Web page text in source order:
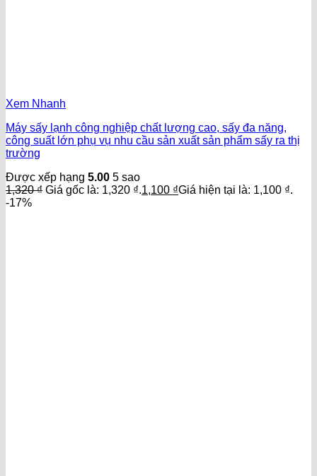
Xem Nhanh
Máy sấy lạnh công nghiệp chất lượng cao, sấy đa năng,
công suất lớn phụ vụ nhu cầu sản xuất sản phẩm sấy ra thị
trường
Được xếp hạng 5.00 5 sao
1,320₫ Giá gốc là: 1,320 ₫.1,100 ₫Giá hiện tại là: 1,100 ₫.
-17%